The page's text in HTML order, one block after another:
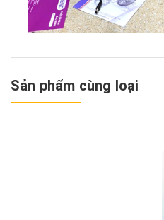
Sản phẩm cùng loại